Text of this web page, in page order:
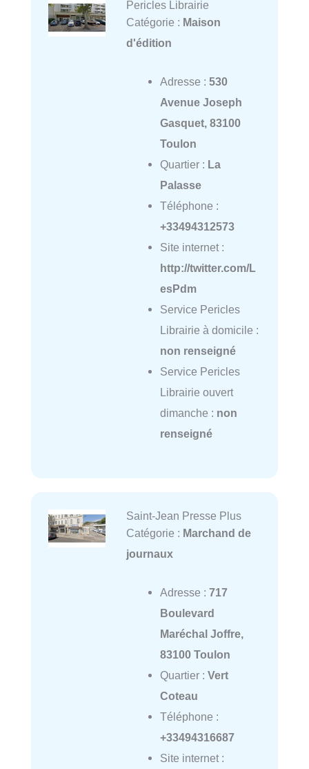
Pericles Librairie
Catégorie : Maison
d'édition
Adresse : 530
Avenue Joseph
Gasquet, 83100
Toulon
Quartier : La
Palasse
Téléphone :
+33494312573
Site internet :
http://twitter.com/L
esPdm
Service Pericles
Librairie à domicile :
non renseigné
Service Pericles
Librairie ouvert
dimanche : non
renseigné
Saint-Jean Presse Plus
Catégorie : Marchand de
journaux
Adresse : 717
Boulevard
Maréchal Joffre,
83100 Toulon
Quartier : Vert
Coteau
Téléphone :
+33494316687
Site internet :